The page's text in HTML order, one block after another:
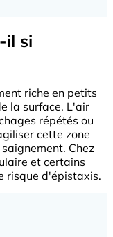
il si
riche en petits
la surface. L'air
répétés ou
cette zone
Chez
et certains
risque d'épistaxis.